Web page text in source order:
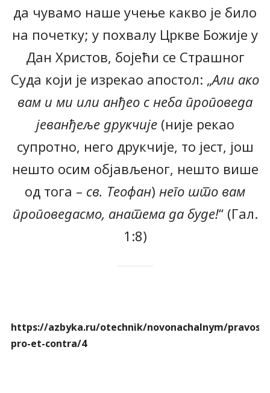
да чувамо наше учење какво је било
на почетку; у похвалу Цркве Божије у
Дан Христов, бојећи се Страшног
Суда који је изрекао апостол: „Али ако
вам и ми или анђео с неба проповеда
јеванђеље друкчије(није рекао
супротно, него друкчије, то јест, још
нешто осим објављеног, нешто више
од тога – св. Теофан) него што вам
проповедасмо, анатема да буде!“ (Гал.
1:8)
https://azbyka.ru/otechnik/novonachalnym/
pro-et-contra/4